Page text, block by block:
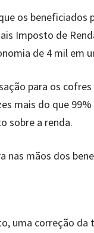
os
Imposto de
de 4 mil em
para os
mais do que
sobre a renda.
nas mãos dos
uma correção da